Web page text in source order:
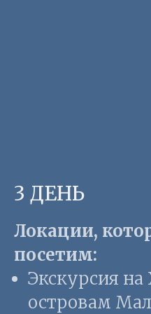
3 ДЕНЬ
Локации,
посетим:
Экскурсия на
островам